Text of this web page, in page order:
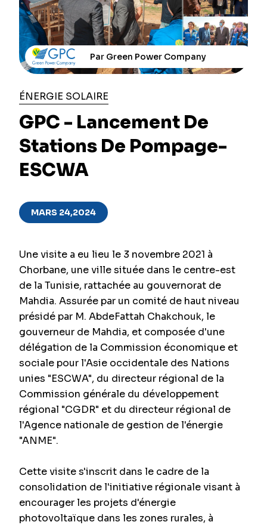
Par Green Power Company
ÉNERGIE SOLAIRE
GPC - Lancement De
Stations De Pompage-
ESCWA
MARS 24,2024
Une visite a eu lieu le 3 novembre 2021 à
Chorbane, une ville située dans le centre-est
de la Tunisie, rattachée au gouvernorat de
Mahdia. Assurée par un comité de haut niveau
présidé par M. AbdeFattah Chakchouk, le
gouverneur de Mahdia, et composée d'une
délégation de la Commission économique et
sociale pour l'Asie occidentale des Nations
unies "ESCWA", du directeur régional de la
Commission générale du développement
régional "CGDR" et du directeur régional de
l'Agence nationale de gestion de l'énergie
"ANME".
Cette visite s'inscrit dans le cadre de la
consolidation de l'initiative régionale visant à
encourager les projets d'énergie
photovoltaïque dans les zones rurales, à